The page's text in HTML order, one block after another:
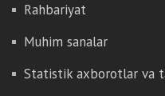
Rahbariyat
Muhim sanalar
Statistik axborotlar va